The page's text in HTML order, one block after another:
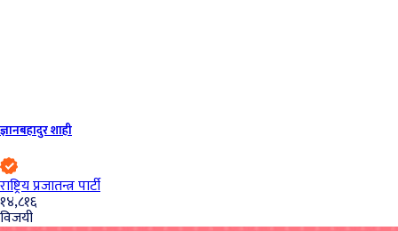
ज्ञानबहादुर शाही
राष्ट्रिय प्रजातन्त्र पार्टी
१४,८१६
विजयी